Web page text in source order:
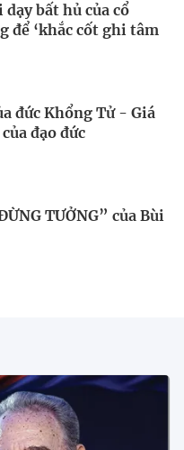
bất hủ của cổ
để ‘khắc cốt ghi tâm
đức Khổng Tử - Giá
đạo đức
TƯỞNG” của Bùi